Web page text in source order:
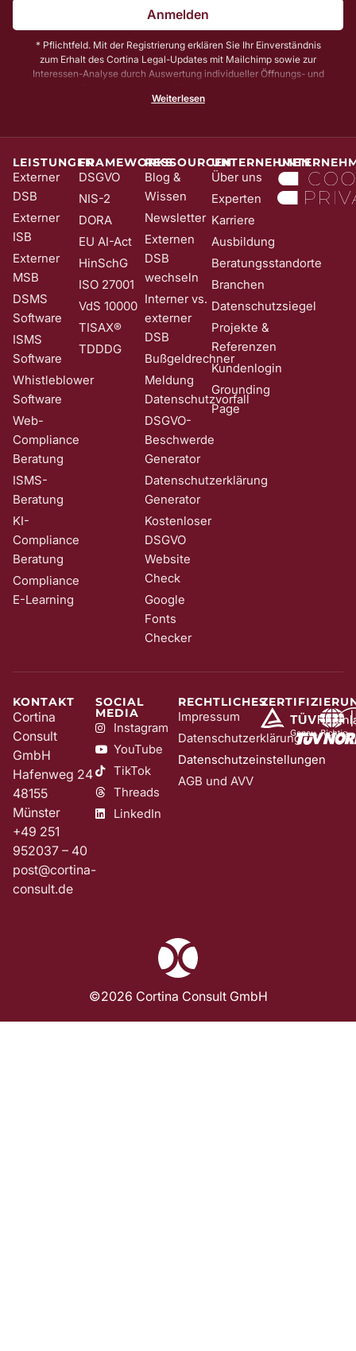
Anmelden
* Pflichtfeld. Mit der Registrierung erklären Sie Ihr Einverständnis
zum Erhalt des Cortina Legal-Updates mit Mailchimp sowie zur
Interessen-Analyse durch Auswertung individueller Öffnungs- und
noch eine E-Mail mit einem Bestätigungs-Link (sog. Double-Opt-In);
Wirkung für die Zukunft und ohne Angabe von Gründen widerrufen;
z. B. durch Klick auf den Abmeldelink am Ende jedes Newsletters.
Nähere Informationen zur Verarbeitung Ihrer Daten finden Sie in
Date​​​​nschutzerklärung .
Weiterlesen
LEISTUNGEN
Externer
DSB
Externer
ISB
Externer
MSB
DSMS
Software
ISMS
Software
Whistleblower
Software
Web-
Compliance
Beratung
ISMS-
Beratung
KI-
Compliance
Beratung
Compliance
E-Learning
FRAMEWORKS
DSGVO
NIS-2
DORA
EU AI-Act
HinSchG
ISO 27001
VdS 10000
TISAX®
TDDDG
RESSOURCEN
Blog &
Wissen
Newsletter
Externen
DSB
wechseln
Interner vs.
externer
DSB
Bußgeldrechner
Meldung
Datenschutzvorfall
DSGVO-
Beschwerde
Generator
Datenschutzerklärung
Generator
Kostenloser
DSGVO
Website
Check
Google
Fonts
Checker
UNTERNEHMEN
Über uns
Experten
Karriere
Ausbildung
Beratungsstandorte
Branchen
Datenschutzsiegel
Projekte &
Referenzen
Kundenlogin
Grounding
Page
KONTAKT
Cortina
Consult
GmbH
Hafenweg 24
48155
Münster
+49 251
952037 – 40
post@cortina-
consult.de
SOCIAL
MEDIA
Instagram
YouTube
TikTok
Threads
LinkedIn
RECHTLICHES
Impressum
Datenschutzerklärung
Datenschutzeinstellungen
AGB und AVV
©2026 Cortina Consult GmbH